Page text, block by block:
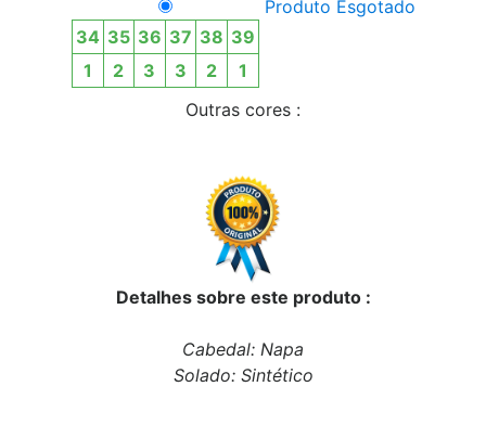
34 35 36 37 38 39
1
2 3 3 2 1
Produto Esgotado
Outras cores :
Detalhes sobre este produto :
Cabedal: Napa
Solado: Sintético